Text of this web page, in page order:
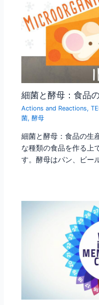
細菌と酵母：食品
Actions and Reactions,
菌,酵母
細菌と酵母：食品の生
な種類の食品を作る上
す。酵母はパン、ビー